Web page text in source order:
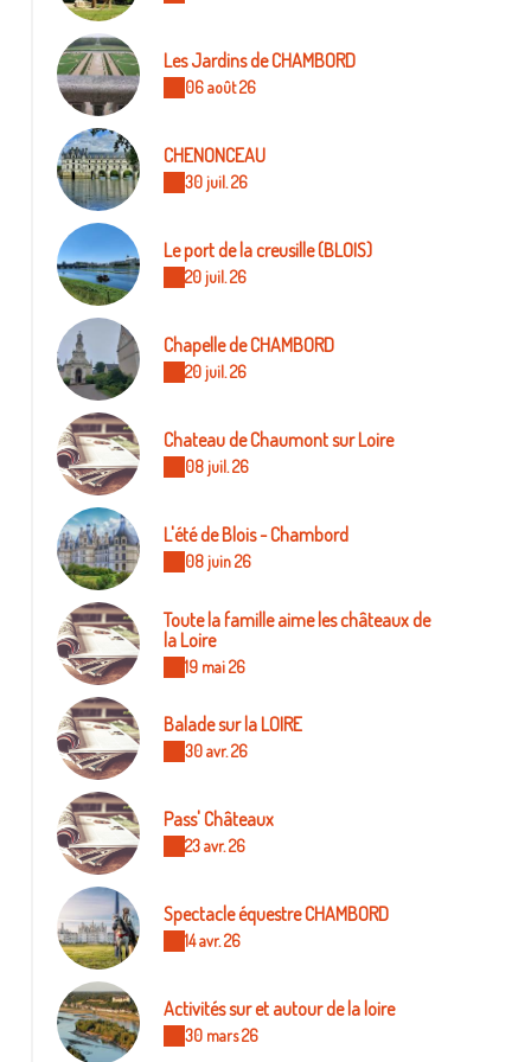
Les Jardins de CHAMBORD
06 août 26
CHENONCEAU
30 juil. 26
Le port de la creusille (BLOIS)
20 juil. 26
Chapelle de CHAMBORD
20 juil. 26
Chateau de Chaumont sur Loire
08 juil. 26
L'été de Blois - Chambord
08 juin 26
Toute la famille aime les châteaux de
la Loire
19 mai 26
Balade sur la LOIRE
30 avr. 26
Pass' Châteaux
23 avr. 26
Spectacle équestre CHAMBORD
14 avr. 26
Activités sur et autour de la loire
30 mars 26